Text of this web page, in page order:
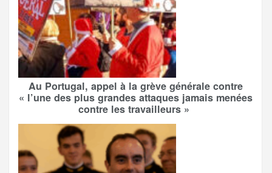
Au Portugal, appel à la grève générale contre
« l’une des plus grandes attaques jamais menées
contre les travailleurs »